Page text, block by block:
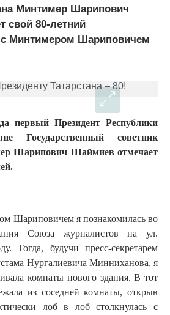
Минтимер Шарипович
свой 80-летний
Минтимером Шариповичем
первый Президент Республики
Государственный советник
Шарипович Шаймиев отмечает
Шариповичем я познакомилась во
Союза журналистов на ул.
Тогда, будучи пресс-секретарем
Нургалиевича Минниханова, я
комнаты нового здания. В тот
из соседней комнаты, открыв
лоб в лоб столкнулась с